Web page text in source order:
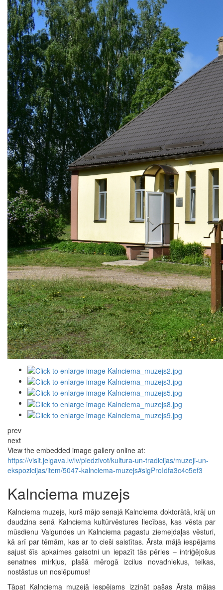
prev
next
View the embedded image gallery online at:
https://visit.jelgava.lv/lv/piedzivot/kultura-un-tradicijas/muzeji-un-
ekspozicijas/item/5047-kalnciema-muzejs#sigProIdfa3c4c5ef3
Kalnciema muzejs
Kalnciema muzejs, kurš mājo senajā Kalnciema doktorātā, krāj un
daudzina senā Kalnciema kultūrvēstures liecības, kas vēsta par
mūsdienu Valgundes un Kalnciema pagastu ziemeļdaļas vēsturi,
kā arī par tēmām, kas ar to cieši saistītas. Ārsta mājā iespējams
sajust šīs apkaimes gaisotni un iepazīt tās pērles – intriģējošus
senatnes mirkļus, plašā mērogā izcilus novadniekus, teikas,
nostāstus un noslēpumus!
Tāpat Kalnciema muzejā iespējams izzināt pašas Ārsta mājas